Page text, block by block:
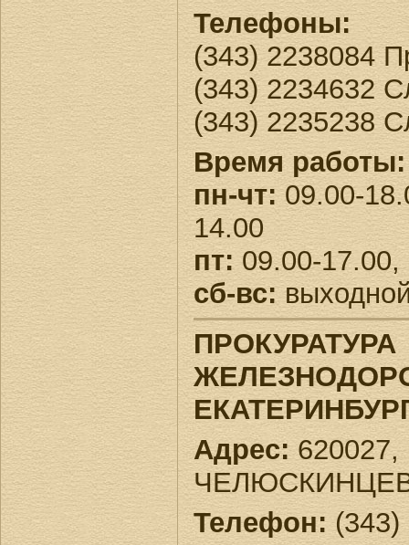
Телефоны:
(343) 2238084
(343) 2234632
(343) 2235238
Время работы:
пн-чт:09.00-
14.00
пт: 09.00-
сб-вс:
ПРОКУРАТУРА
Адрес:620027,
Телефон: (343)